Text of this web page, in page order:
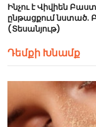
Ինչու է Վիվիեն
ընթացքում նստած.
(Տեսանյութ)
Դեմքի Խնամք